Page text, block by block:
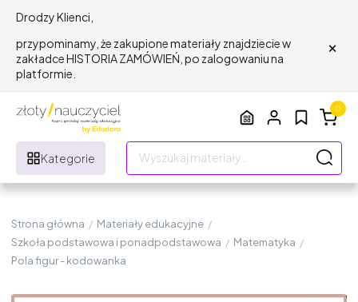
Drodzy Klienci,
przypominamy, że zakupione materiały znajdziecie w
zakładce HISTORIA ZAMÓWIEŃ, po zalogowaniu na
platformie.
×
Kategorie
0
Strona główna / Materiały edukacyjne /
Szkoła podstawowa i ponadpodstawowa / Matematyka /
Pola figur - kodowanka